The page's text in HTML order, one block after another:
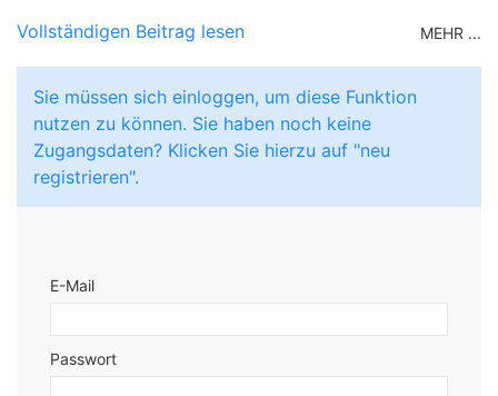
Vollständigen Beitrag lesen MEHR ...
Sie müssen sich einloggen, um diese Funktion
nutzen zu können. Sie haben noch keine
Zugangsdaten? Klicken Sie hierzu auf "neu
registrieren".
E-Mail
Passwort